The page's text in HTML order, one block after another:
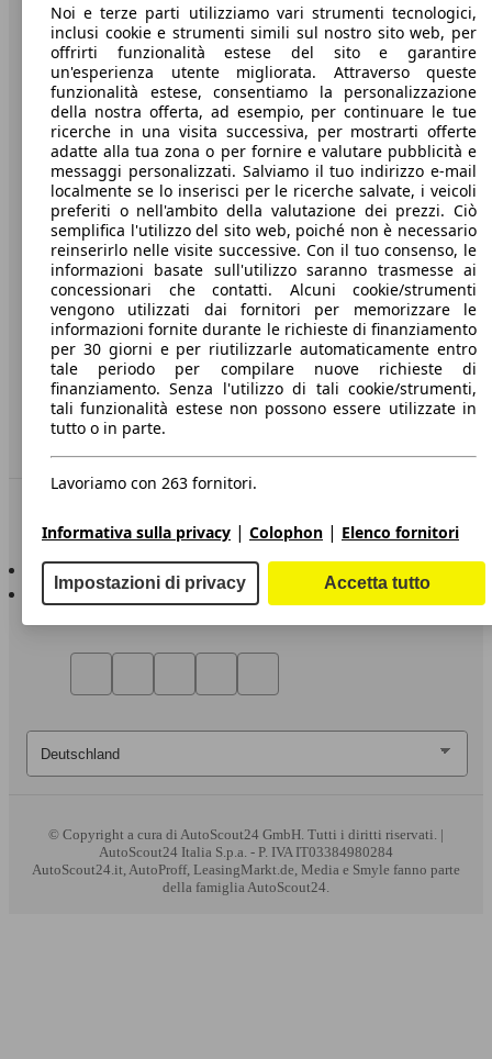
Benvenuti su AutoScout24, il mercato auto europeo.
Società
A proposito di AutoScout24
Stampa
Media
Condizioni generali
Informazioni
Privacy
Dichiarazione di Accessibilità
Servizi
AutoScout24 per iOS
AutoScout24 per Android
© Copyright a cura di AutoScout24 GmbH. Tutti i diritti riservati. |
AutoScout24 Italia S.p.a. - P. IVA IT03384980284
AutoScout24.it, AutoProff, LeasingMarkt.de, Media e Smyle fanno parte
della famiglia AutoScout24.
Noi e terze parti utilizziamo vari strumenti tecnologici,
inclusi cookie e strumenti simili sul nostro sito web, per
offrirti funzionalità estese del sito e garantire
un'esperienza utente migliorata. Attraverso queste
funzionalità estese, consentiamo la personalizzazione
della nostra offerta, ad esempio, per continuare le tue
ricerche in una visita successiva, per mostrarti offerte
adatte alla tua zona o per fornire e valutare pubblicità e
messaggi personalizzati. Salviamo il tuo indirizzo e-mail
localmente se lo inserisci per le ricerche salvate, i veicoli
preferiti o nell'ambito della valutazione dei prezzi. Ciò
semplifica l'utilizzo del sito web, poiché non è necessario
reinserirlo nelle visite successive. Con il tuo consenso, le
informazioni basate sull'utilizzo saranno trasmesse ai
concessionari che contatti. Alcuni cookie/strumenti
vengono utilizzati dai fornitori per memorizzare le
informazioni fornite durante le richieste di finanziamento
per 30 giorni e per riutilizzarle automaticamente entro
tale periodo per compilare nuove richieste di
finanziamento. Senza l'utilizzo di tali cookie/strumenti,
tali funzionalità estese non possono essere utilizzate in
tutto o in parte.
Lavoriamo con 263 fornitori.
Informativa sulla privacy | Colophon | Elenco fornitori
Impostazioni di privacy Accetta tutto